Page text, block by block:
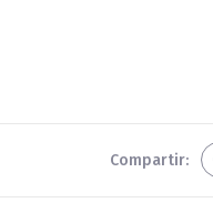
Compartir: